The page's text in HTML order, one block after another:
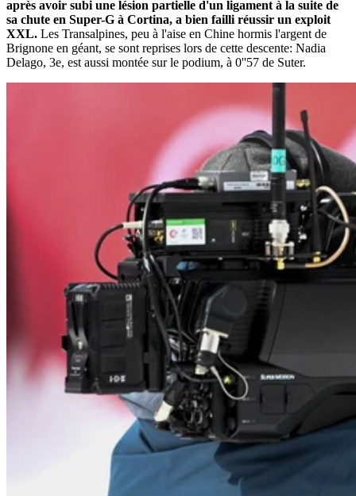
après avoir subi une lésion partielle d'un ligament à la suite de
sa chute en Super-G à Cortina, a bien failli réussir un exploit
XXL. Les Transalpines, peu à l'aise en Chine hormis l'argent de
Brignone en géant, se sont reprises lors de cette descente: Nadia
Delago, 3e, est aussi montée sur le podium, à 0''57 de Suter.